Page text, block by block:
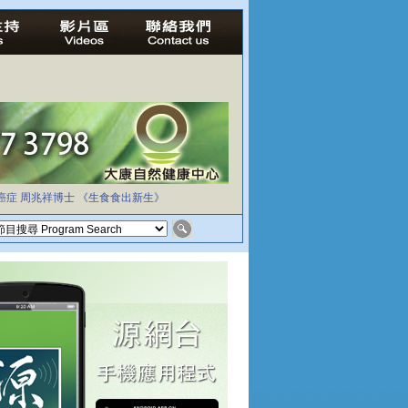
症 周兆祥博士 《生食食出新生》